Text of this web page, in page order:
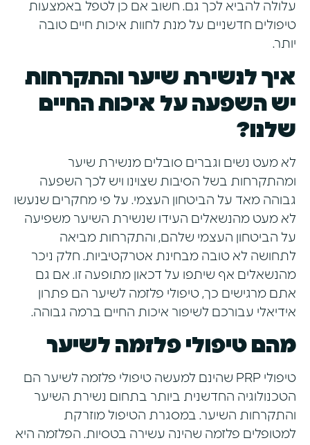
עלולה להביא לכך גם. חשוב אם כן לטפל באמצעות
טיפולים חדשניים על מנת לחוות איכות חיים טובה
יותר.
איך לנשירת שיער והתקרחות
יש השפעה על איכות החיים
שלנו?
​לא מעט נשים וגברים סובלים מנשירת שיער
ומהתקרחות בשל הסיבות שצוינו ויש לכך השפעה
גבוהה מאד על הביטחון העצמי. על פי מחקרים שנעשו
לא מעט מהנשאלים העידו שנשירת השיער משפיעה
על הביטחון העצמי שלהם, והתקרחות מביאה
לתחושה לא טובה מבחינת אטרקטיביות. חלק ניכר
מהנשאלים אף שיתפו על דכאון מתופעה זו. אם גם
אתם מרגישים כך, טיפולי פלזמה לשיער הם פתרון
אידיאלי עבורכם לשיפור איכות החיים ברמה גבוהה.
מהם טיפולי פלזמה לשיער
טיפולי PRP שהינם למעשה טיפולי פלזמה לשיער הם
הטכנולוגיה החדשנית ביותר בתחום נשירת השיער
והתקרחות השיער. במסגרת הטיפול מוזרקת
למטופלים פלזמה שהינה עשירה בטסיות. הפלזמה היא